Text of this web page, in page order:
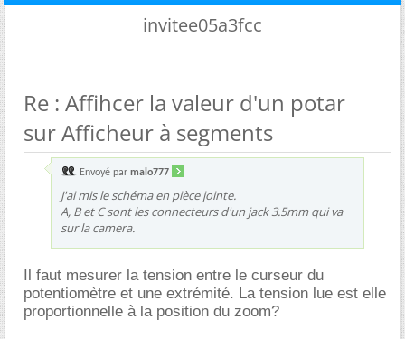
invitee05a3fcc
Re : Affihcer la valeur d'un potar
sur Afficheur à segments
Envoyé par malo777
J'ai mis le schéma en pièce jointe.
A, B et C sont les connecteurs d'un jack 3.5mm qui va
sur la camera.
Il faut mesurer la tension entre le curseur du
potentiomètre et une extrémité. La tension lue est elle
proportionnelle à la position du zoom?